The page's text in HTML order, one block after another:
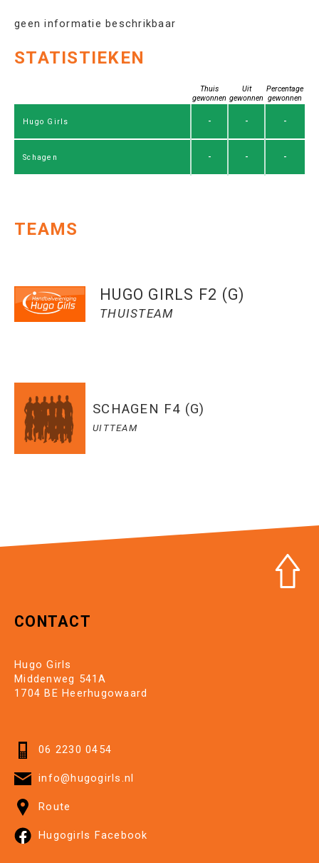
geen informatie beschrikbaar
STATISTIEKEN
Thuis
gewonnen
Uit
gewonnen
Percentage
gewonnen
Hugo Girls - - -
Schagen - - -
TEAMS
HUGO GIRLS F2 (G)
THUISTEAM
SCHAGEN F4 (G)
UITTEAM
CONTACT
Hugo Girls
Middenweg 541A
1704 BE Heerhugowaard
06 2230 0454
info@hugogirls.nl
Route
Hugogirls Facebook